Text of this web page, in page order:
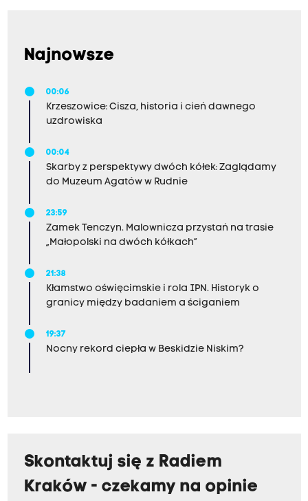
Najnowsze
00:06
Krzeszowice: Cisza, historia i cień dawnego
uzdrowiska
00:04
Skarby z perspektywy dwóch kółek: Zaglądamy
do Muzeum Agatów w Rudnie
23:59
Zamek Tenczyn. Malownicza przystań na trasie
„Małopolski na dwóch kółkach”
21:38
Kłamstwo oświęcimskie i rola IPN. Historyk o
granicy między badaniem a ściganiem
19:37
Nocny rekord ciepła w Beskidzie Niskim?
Skontaktuj się z Radiem
Kraków - czekamy na opinie